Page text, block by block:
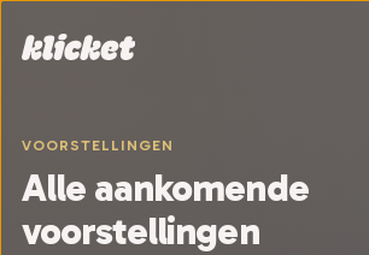
VOORSTELLINGEN
Alle aankomende
voorstellingen